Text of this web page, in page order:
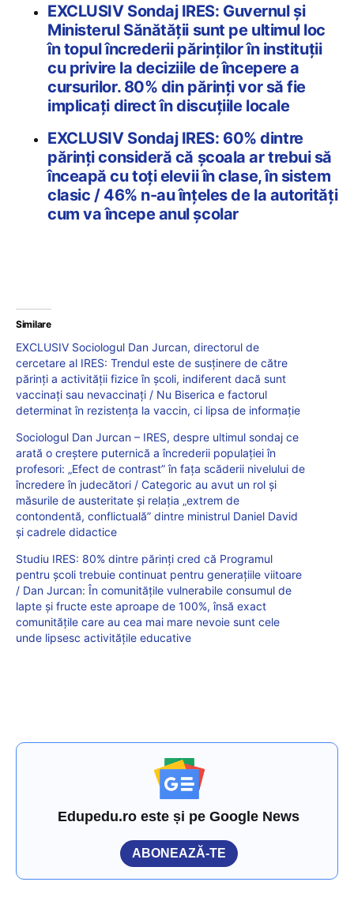
EXCLUSIV Sondaj IRES: Guvernul și
Ministerul Sănătății sunt pe ultimul loc
în topul încrederii părinților în instituții
cu privire la deciziile de începere a
cursurilor. 80% din părinți vor să fie
implicați direct în discuțiile locale
EXCLUSIV Sondaj IRES: 60% dintre
părinți consideră că școala ar trebui să
înceapă cu toți elevii în clase, în sistem
clasic / 46% n-au înțeles de la autorități
cum va începe anul școlar
Similare
EXCLUSIV Sociologul Dan Jurcan, directorul de
cercetare al IRES: Trendul este de susținere de către
părinți a activității fizice în școli, indiferent dacă sunt
vaccinați sau nevaccinați / Nu Biserica e factorul
determinat în rezistența la vaccin, ci lipsa de informație
Sociologul Dan Jurcan – IRES, despre ultimul sondaj ce
arată o creștere puternică a încrederii populației în
profesori: „Efect de contrast” în fața scăderii nivelului de
încredere în judecători / Categoric au avut un rol și
măsurile de austeritate și relația „extrem de
contondentă, conflictuală” dintre ministrul Daniel David
și cadrele didactice
Studiu IRES: 80% dintre părinți cred că Programul
pentru școli trebuie continuat pentru generațiile viitoare
/ Dan Jurcan: În comunitățile vulnerabile consumul de
lapte și fructe este aproape de 100%, însă exact
comunitățile care au cea mai mare nevoie sunt cele
unde lipsesc activitățile educative
Edupedu.ro este și pe Google News
ABONEAZĂ-TE